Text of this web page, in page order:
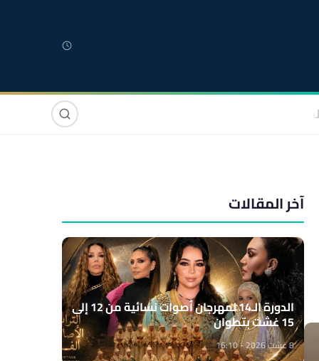
صوت وصورة
آخر المقالات
الدورة الـ14 لمهرجان أصوات نسائية من 12 إلى
15 غشت بتطوان
8 غشت 2026 - 16:10